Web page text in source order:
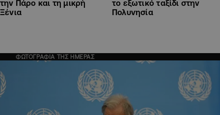
την Πάρο και τη μικρή
Ξένια
το εξωτικό ταξίδι στην
Πολυνησία
ΦΩΤΟΓΡΑΦΙΑ ΤΗΣ ΗΜΕΡΑΣ